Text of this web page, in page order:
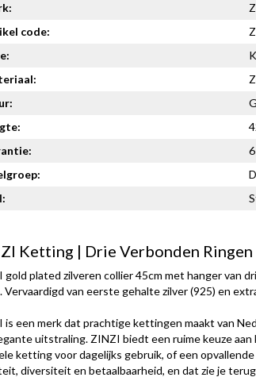
code:
Ketting | Drie Verbonden
gold plated zilveren collier 45cm met hanger van
Vervaardigd van eerste gehalte zilver (925) en
is een merk dat prachtige kettingen maakt van
uitstraling. ZINZI biedt een ruime keuze
ketting voor dagelijks gebruik, of een
diversiteit en betaalbaarheid, en dat zie je terug